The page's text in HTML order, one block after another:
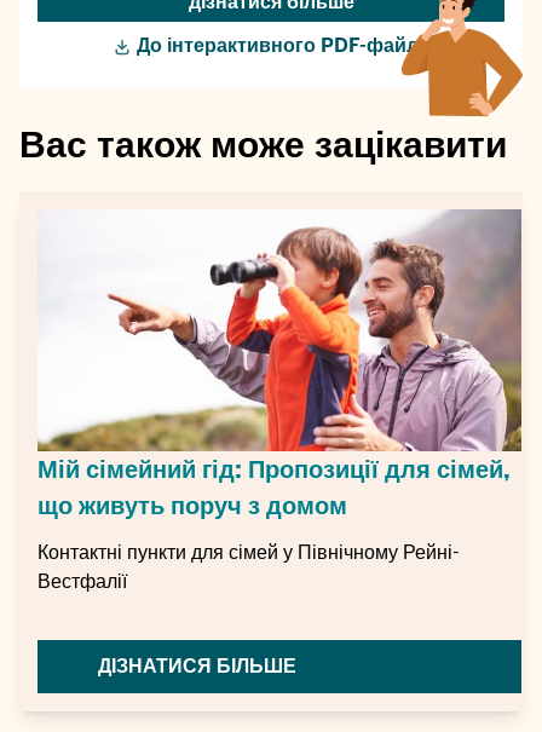
До інтерактивного PDF-файлу
Вас також може зацікавити
Мій сімейний гід: Пропозиції для сімей,
що живуть поруч з домом
Контактні пункти для сімей у Північному Рейні-
Вестфалії
ДІЗНАТИСЯ БІЛЬШЕ